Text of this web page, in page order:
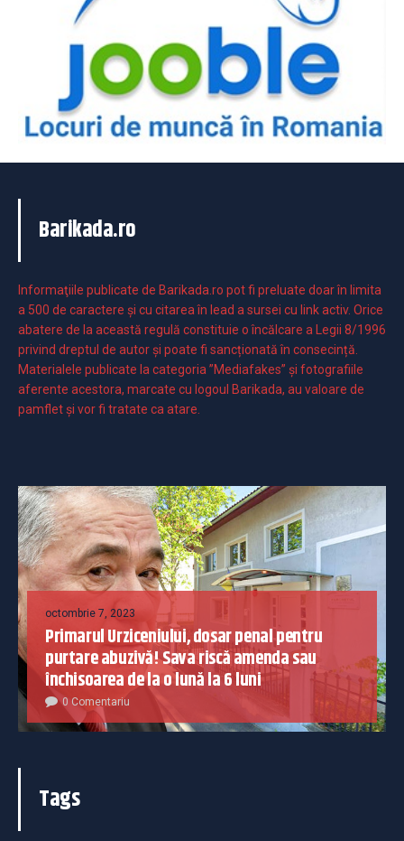
Barikada.ro
Informaţiile publicate de Barikada.ro pot fi preluate doar în limita
a 500 de caractere şi cu citarea în lead a sursei cu link activ. Orice
abatere de la această regulă constituie o încălcare a Legii 8/1996
privind dreptul de autor și poate fi sancționată în consecință.
Materialele publicate la categoria ”Mediafakes” și fotografiile
aferente acestora, marcate cu logoul Barikada, au valoare de
pamflet și vor fi tratate ca atare.
octombrie 7, 2023
Primarul Urziceniului, dosar penal pentru
purtare abuzivă! Sava riscă amenda sau
închisoarea de la o lună la 6 luni
0 Comentariu
Tags